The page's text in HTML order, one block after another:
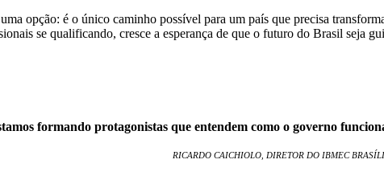
opção: é o único caminho possível para um país que precisa
se qualificando, cresce a esperança de que o futuro do Brasil seja
formando protagonistas que entendem como o governo
RICARDO CAICHIOLO, DIRETOR DO IBMEC